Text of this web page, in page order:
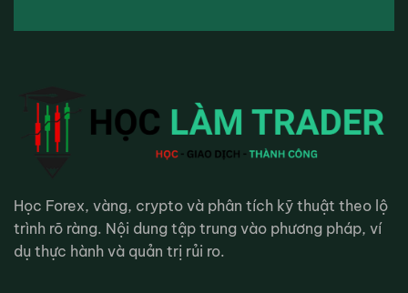
Học Forex, vàng, crypto và phân tích kỹ thuật theo lộ
trình rõ ràng. Nội dung tập trung vào phương pháp, ví
dụ thực hành và quản trị rủi ro.